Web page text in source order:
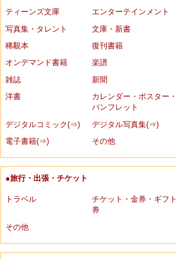
ティーンズ文庫
エンターテインメント
写真集・タレント
文庫・新書
稀覯本
復刊書籍
オンデマンド書籍
楽譜
雑誌
新聞
洋書
カレンダー・ポスター・
パンフレット
デジタルコミック(⇒)
デジタル写真集(⇒)
電子書籍(⇒)
その他
●旅行・出張・チケット
トラベル
チケット・金券・ギフト
券
その他